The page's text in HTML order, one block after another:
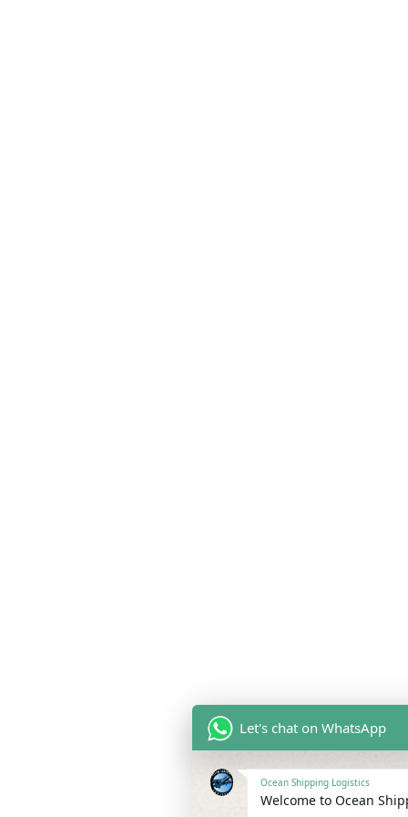
Let's chat on WhatsApp
Ocean Shipping Logistics
Welcome to Ocean